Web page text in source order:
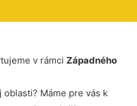
v rámci Západného
Máme pre vás k